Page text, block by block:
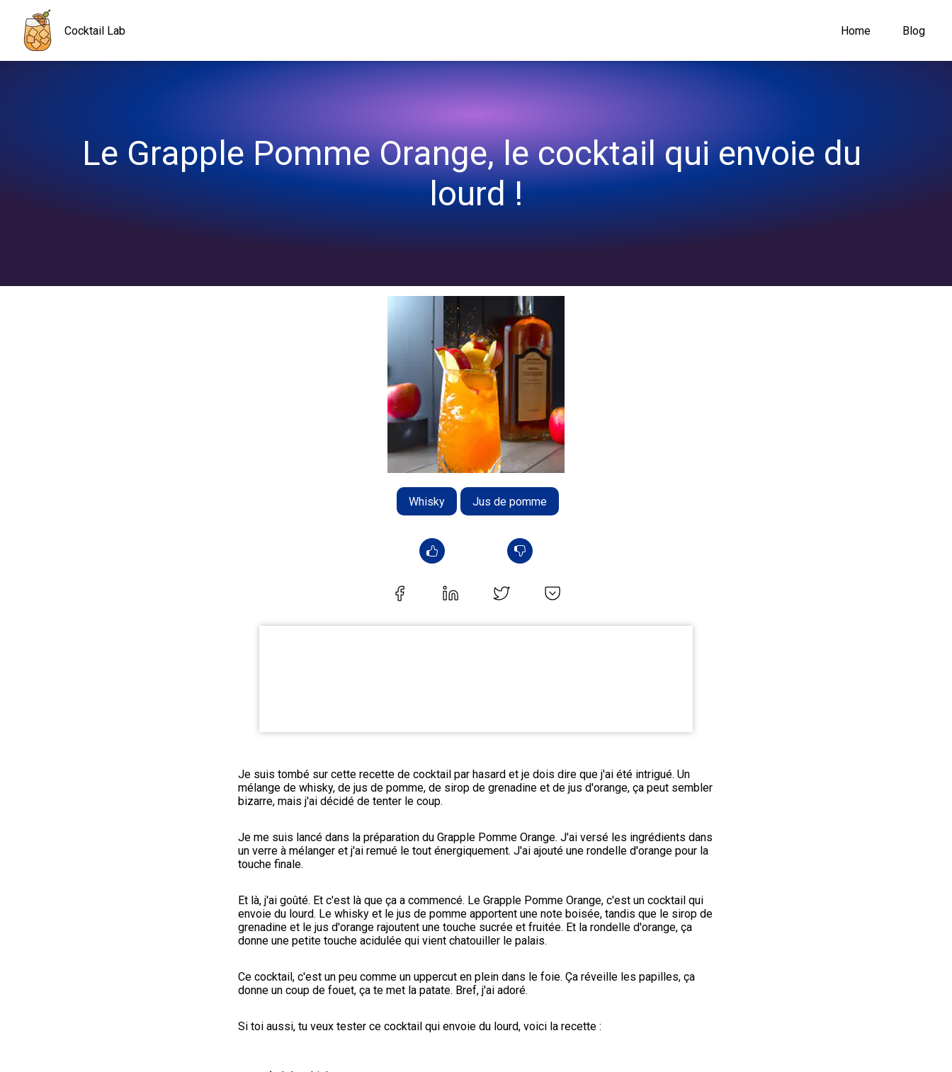
Cocktail Lab Home Blog
Le Grapple Pomme Orange, le cocktail qui envoie du
lourd !
Whisky Jus de pomme
Je suis tombé sur cette recette de cocktail par hasard et je dois dire que j'ai été intrigué. Un
mélange de whisky, de jus de pomme, de sirop de grenadine et de jus d'orange, ça peut sembler
bizarre, mais j'ai décidé de tenter le coup.
Je me suis lancé dans la préparation du Grapple Pomme Orange. J'ai versé les ingrédients dans
un verre à mélanger et j'ai remué le tout énergiquement. J'ai ajouté une rondelle d'orange pour la
touche finale.
Et là, j'ai goûté. Et c'est là que ça a commencé. Le Grapple Pomme Orange, c'est un cocktail qui
envoie du lourd. Le whisky et le jus de pomme apportent une note boisée, tandis que le sirop de
grenadine et le jus d'orange rajoutent une touche sucrée et fruitée. Et la rondelle d'orange, ça
donne une petite touche acidulée qui vient chatouiller le palais.
Ce cocktail, c'est un peu comme un uppercut en plein dans le foie. Ça réveille les papilles, ça
donne un coup de fouet, ça te met la patate. Bref, j'ai adoré.
Si toi aussi, tu veux tester ce cocktail qui envoie du lourd, voici la recette :
Navigated to Le Grapple Pomme Orange, le cocktail qui envoie du lourd !